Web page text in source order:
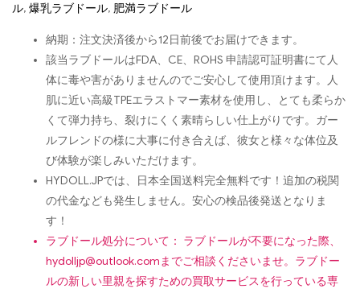
ル, 爆乳ラブドール, 肥満ラブドール
納期：注文決済後から12日前後でお届けできます。
該当ラブドールはFDA、CE、ROHS 申請認可証明書にて人
体に毒や害がありませんのでご安心して使用頂けます。人
肌に近い高級TPEエラストマー素材を使用し、とても柔らか
くて弾力持ち、裂けにくく素晴らしい仕上がりです。ガー
ルフレンドの様に大事に付き合えば、彼女と様々な体位及
び体験が楽しみいただけます。
HYDOLL.JPでは、日本全国送料完全無料です！追加の税関
の代金なども発生しません。安心の検品後発送となりま
す！
ラブドール処分について： ラブドールが不要になった際、
hydolljp@outlook.comまでご相談くださいませ。ラブドー
ルの新しい里親を探すための買取サービスを行っている専